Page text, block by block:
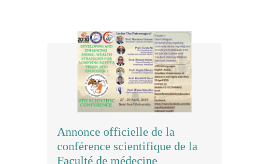
Annonce officielle de la
conférence scientifique de la
Faculté de médecine